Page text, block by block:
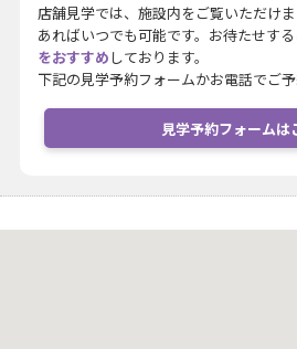
店舗見学では、施設内をご覧いただけ
あればいつでも可能です。お待たせす
をおすすめ しております。
下記の見学予約フォームかお電話でご予
見学予約フォームは